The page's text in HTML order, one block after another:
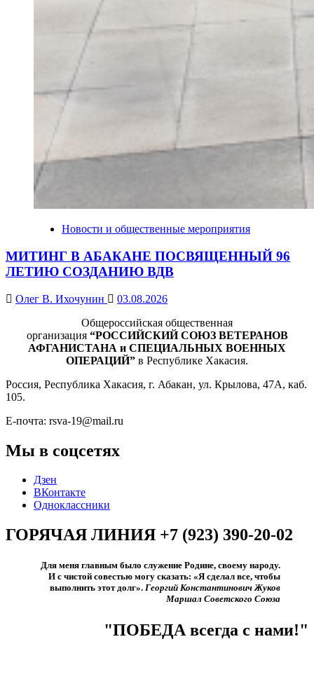
Новости и общественные мероприятия
МИТИНГ В АБАКАНЕ ПОСВЯЩЕННЫЙ 96
ЛЕТИЮ СОЗДАНИЮ ВДВ
Олег В. Ихочунин
03.08.2026
Общероссийская общественная
организация “РОССИЙСКИЙ СОЮЗ ВЕТЕРАНОВ
АФГАНИСТАНА и СПЕЦИАЛЬНЫХ ВОЕННЫХ
ОПЕРАЦИЙ” в Республике Хакасия.
Россия, Республика Хакасия, г. Абакан, ул. Крылова, 47А, каб.
105.
Е-почта: rsva-19@mail.ru
Мы в соцсетях
Дзен
ВКонтакте
Одноклассники
ГОРЯЧАЯ ЛИНИЯ +7 (923) 390-20-02
Для меня главным было служение Родине, своему народу.
И с чистой совестью могу сказать: «Я сделал все, чтобы
выполнить этот долг».​ Георгий Константинович Жуков
Маршал Советского Союза
"ПОБЕДА всегда с нами!"